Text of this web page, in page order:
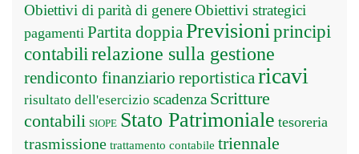
Obiettivi di parità di genereObiettivi strategici
pagamenti Partita doppia Previsioni principi
contabili relazione sulla gestione
rendiconto finanziario reportistica ricavi
risultato dell'esercizio scadenza Scritture
contabili SIOPE Stato Patrimoniale tesoreria
trasmissione trattamento contabile triennale